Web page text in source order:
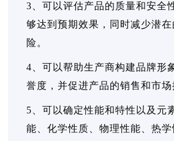
3、可以评估产品的质量和安全
够达到预期效果，同时减少潜
险。
4、可以帮助生产商构建品牌形
誉度，并促进产品的销售和市场
5、可以确定性能和特性以及元
能、化学性质、物理性能、热